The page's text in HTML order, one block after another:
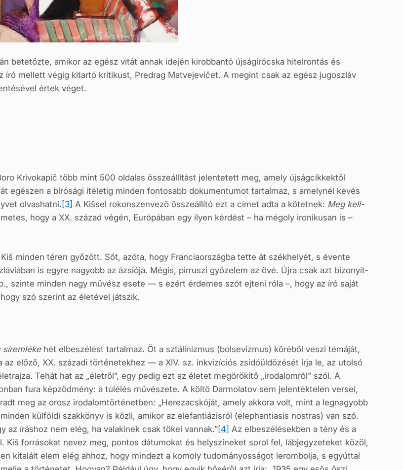
betetőzte, amikor az egész vitát annak idején kirobbantó újságírócska hitelrontás és
író mellett végig kitartó kritikust, Predrag Matvejevičet. A megint csak az egész jugoszláv
értek véget.
Krivokapič több mint 500 oldalas összeállítást jelentetett meg, amely újságcikkektől
egészen a bírósági ítéletig minden fontosabb dokumentumot tartalmaz, s amelynél kevés
olvashatni. [3] A Kišsel rokonszenvező összeállító ezt a címet adta a kötetnek: Meg kell-
hogy a XX. század végén, Európában egy ilyen kérdést – ha mégoly ironikusan is –
minden téren győzött. Sőt, azóta, hogy Franciaországba tette át székhelyét, s évente
is egyre nagyobb az ázsiója. Mégis, pirruszi győzelem az övé. Újra csak azt bizonyít­
szinte minden nagy művész esete — s ezért érdemes szót ejteni róla –, hogy az író saját
szó szerint az életével játszik.
síremlékehét elbeszélést tartalmaz. Öt a sztálinizmus (bolsevizmus) köréből veszi témáját,
előző, XX. századi történetekhez — a XIV. sz. inkvizíciós zsidóüldözését írja le, az utolsó
Tehát hat az „életről”, egy pedig ezt az életet megörökítő „irodalomról” szól. A
fura képződmény: a túlélés művészete. A költő Darmolatov sem jelentéktelen versei,
meg az orosz irodalomtörténetben: „Herezacskóját, amely akkora volt, mint a legnagyobb
külföl­di szakkönyv is közli, amikor az elefantiázisról (elephantiasis nostras) van szó.
az íráshoz nem elég, ha valakinek csak tökei vannak.”[4] Az elbeszélésekben a tény és a
Kiš forrásokat nevez meg, pontos dátumokat és helyszíneket sorol fel, lábjegyzeteket közöl,
kitalált elem elég ahhoz, hogy mindezt a komoly tudomá­nyosságot lerombolja, s egyúttal